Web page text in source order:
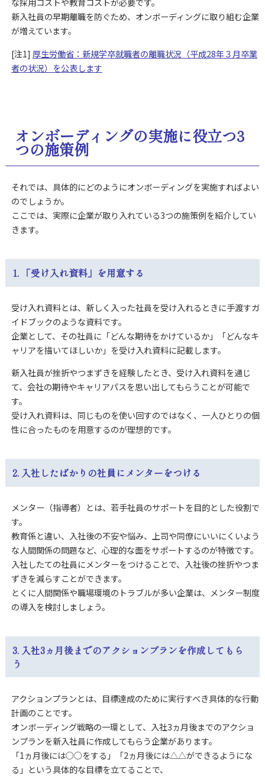
な採用コストや教育コストが必要です。
新入社員の早期離職を防ぐため、オンボーディングに取り組む企業
が増えています。
[注1] 厚生労働省：新規学卒就職者の離職状況（平成28年３月卒業
者の状況）を公表します
オンボーディングの実施に役立つ3
つの施策例
それでは、具体的にどのようにオンボーディングを実施すればよい
のでしょうか。
ここでは、実際に企業が取り入れている3つの施策例を紹介してい
きます。
1. 「受け入れ資料」を用意する
受け入れ資料とは、新しく入った社員を受け入れるときに手渡すガ
イドブックのような資料です。
企業として、その社員に「どんな期待をかけているか」「どんなキ
ャリアを描いてほしいか」を受け入れ資料に記載します。
新入社員が挫折やつまずきを経験したとき、受け入れ資料を通じ
て、会社の期待やキャリアパスを思い出してもらうことが可能で
す。
受け入れ資料は、同じものを使い回すのではなく、一人ひとりの個
性に合ったものを用意するのが理想的です。
2. 入社したばかりの社員にメンターをつける
メンター（指導者）とは、若手社員のサポートを目的とした役割で
す。
教育係と違い、入社後の不安や悩み、上司や同僚にいいにくいよう
な人間関係の問題など、心理的な面をサポートするのが特徴です。
入社したての社員にメンターをつけることで、入社後の挫折やつま
ずきを減らすことができます。
とくに人間関係や職場環境のトラブルが多い企業は、メンター制度
の導入を検討しましょう。
3. 入社3ヵ月後までのアクションプランを作成してもら
う
アクションプランとは、目標達成のために実行すべき具体的な行動
計画のことです。
オンボーディング戦略の一環として、入社3ヵ月後までのアクショ
ンプランを新入社員に作成してもらう企業があります。
「1ヵ月後には○○をする」「2ヵ月後には△△ができるようにな
る」という具体的な目標を立てることで、